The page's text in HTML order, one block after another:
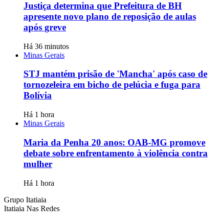
Justiça determina que Prefeitura de BH
apresente novo plano de reposição de aulas
após greve
Há 36 minutos
Minas Gerais
STJ mantém prisão de 'Mancha' após caso de
tornozeleira em bicho de pelúcia e fuga para
Bolívia
Há 1 hora
Minas Gerais
Maria da Penha 20 anos: OAB-MG promove
debate sobre enfrentamento à violência contra
mulher
Há 1 hora
Grupo Itatiaia
Itatiaia Nas Redes